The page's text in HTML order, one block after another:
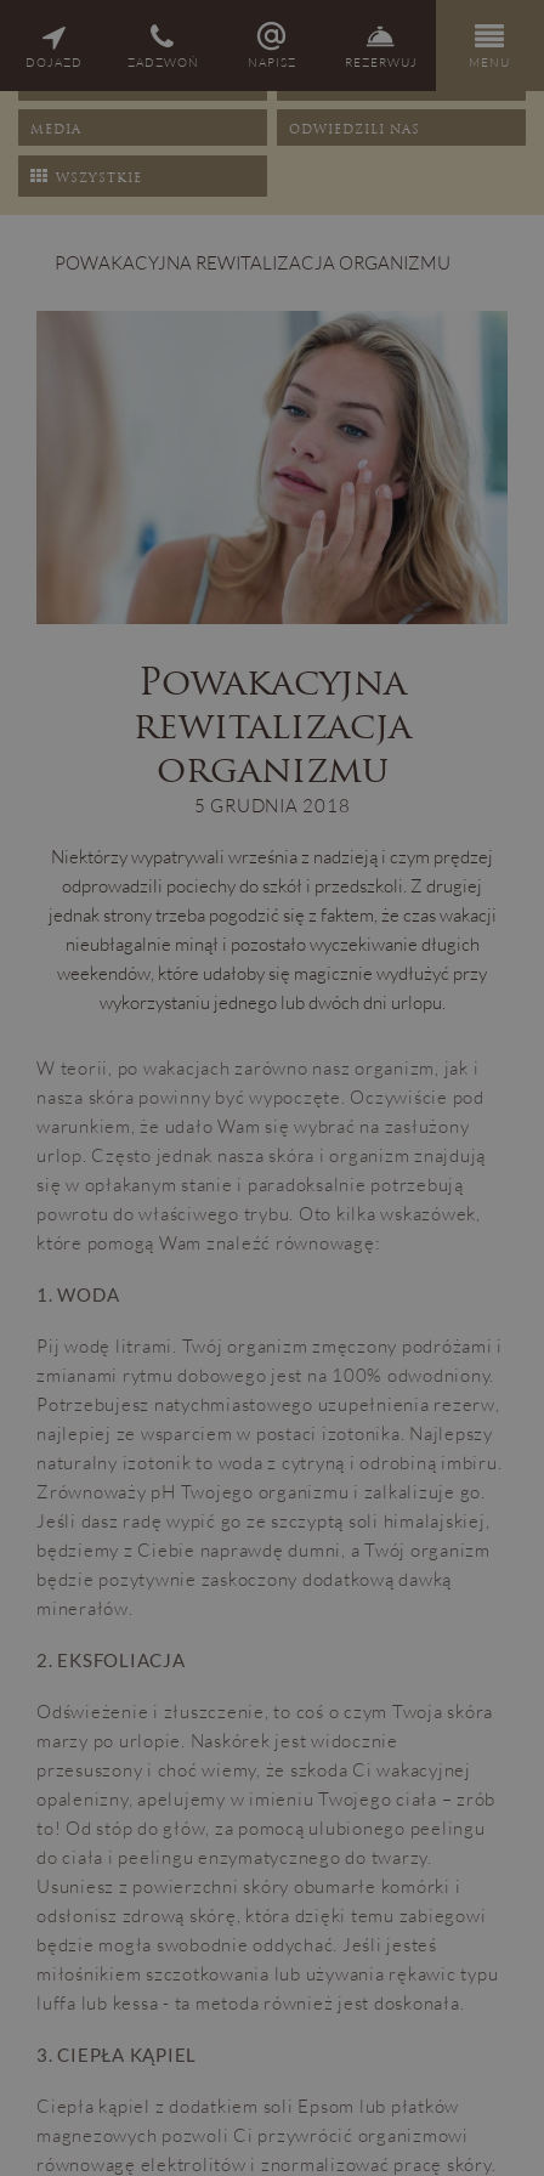
DOJAZD ZADZWOŃ NAPISZ REZERWUJ MENU
NAGRODY
MEDIA ODWIEDZILI NAS
WSZYSTKIE
POWAKACYJNA REWITALIZACJA ORGANIZMU
Powakacyjna
rewitalizacja
organizmu
5 GRUDNIA 2018
Niektórzy wypatrywali września z nadzieją i czym prędzej
odprowadzili pociechy do szkół i przedszkoli. Z drugiej
jednak strony trzeba pogodzić się z faktem, że czas wakacji
nieubłagalnie minął i pozostało wyczekiwanie długich
weekendów, które udałoby się magicznie wydłużyć przy
wykorzystaniu jednego lub dwóch dni urlopu.
W teorii, po wakacjach zarówno nasz organizm, jak i
nasza skóra powinny być wypoczęte. Oczywiście pod
warunkiem, że udało Wam się wybrać na zasłużony
urlop. Często jednak nasza skóra i organizm znajdują
się w opłakanym stanie i paradoksalnie potrzebują
powrotu do właściwego trybu. Oto kilka wskazówek,
które pomogą Wam znaleźć równowagę:
1. WODA
Pij wodę litrami. Twój organizm zmęczony podróżami i
zmianami rytmu dobowego jest na 100% odwodniony.
Potrzebujesz natychmiastowego uzupełnienia rezerw,
najlepiej ze wsparciem w postaci izotonika. Najlepszy
naturalny izotonik to woda z cytryną i odrobiną imbiru.
Zrównoważy pH Twojego organizmu i zalkalizuje go.
Jeśli dasz radę wypić go ze szczyptą soli himalajskiej,
będziemy z Ciebie naprawdę dumni, a Twój organizm
będzie pozytywnie zaskoczony dodatkową dawką
minerałów.
2. EKSFOLIACJA
Odświeżenie i złuszczenie, to coś o czym Twoja skóra
marzy po urlopie. Naskórek jest widocznie
przesuszony i choć wiemy, że szkoda Ci wakacyjnej
opalenizny, apelujemy w imieniu Twojego ciała – zrób
to! Od stóp do głów, za pomocą ulubionego peelingu
do ciała i peelingu enzymatycznego do twarzy.
Usuniesz z powierzchni skóry obumarłe komórki i
odsłonisz zdrową skórę, która dzięki temu zabiegowi
będzie mogła swobodnie oddychać. Jeśli jesteś
miłośnikiem szczotkowania lub używania rękawic typu
luffa lub kessa - ta metoda również jest doskonała.
3. CIEPŁA KĄPIEL
Ciepła kąpiel z dodatkiem soli Epsom lub płatków
magnezowych pozwoli Ci przywrócić organizmowi
równowagę elektrolitów i znormalizować pracę skóry.